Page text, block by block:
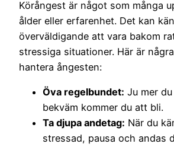
Körångest är något som många
ålder eller erfarenhet. Det kan
överväldigande att vara bakom
stressiga situationer. Här är
hantera ångesten:
Öva regelbundet: Ju mer
bekväm kommer du att bli.
Ta djupa andetag: När du
stressad, pausa och andas